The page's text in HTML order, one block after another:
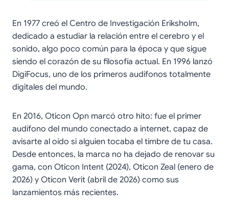
En 1977 creó el Centro de Investigación Eriksholm,
dedicado a estudiar la relación entre el cerebro y el
sonido, algo poco común para la época y que sigue
siendo el corazón de su filosofía actual. En 1996 lanzó
DigiFocus, uno de los primeros audífonos totalmente
digitales del mundo.
En 2016, Oticon Opn marcó otro hito: fue el primer
audífono del mundo conectado a internet, capaz de
avisarte al oído si alguien tocaba el timbre de tu casa.
Desde entonces, la marca no ha dejado de renovar su
gama, con Oticon Intent (2024), Oticon Zeal (enero de
2026) y Oticon Verit (abril de 2026) como sus
lanzamientos más recientes.